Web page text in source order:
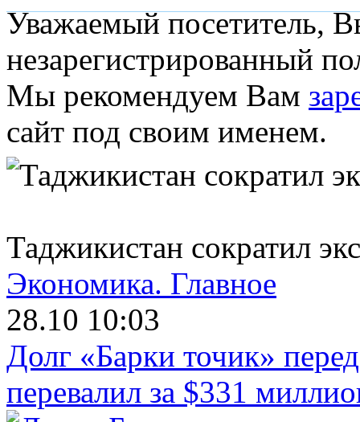
Уважаемый посетитель,
незарегистрированный
Мы рекомендуем Вам
сайт под своим именем.
Таджикистан сократил
Экономика. Главное
28.10 10:03
Долг «Барки точик»
перевалил за $331